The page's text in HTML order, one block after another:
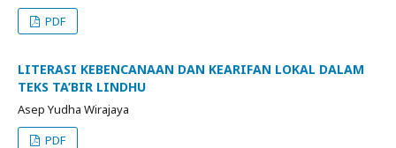
PDF
LITERASI KEBENCANAAN DAN KEARIFAN LOKAL DALAM
TEKS TA’BIR LINDHU
Asep Yudha Wirajaya
PDF